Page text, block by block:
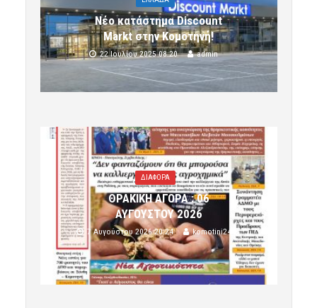
Νέο κατάστημα Discount
Markt στην Κομοτηνή!
22 Ιουλίου 2025 08:20 admin
ΔΙΑΦΟΡΑ
ΘΡΑΚΙΚΗ ΑΓΟΡΑ : 06
ΑΥΓΟΥΣΤΟΥ 2026
7 Αυγούστου 2026 20:24 komotini24